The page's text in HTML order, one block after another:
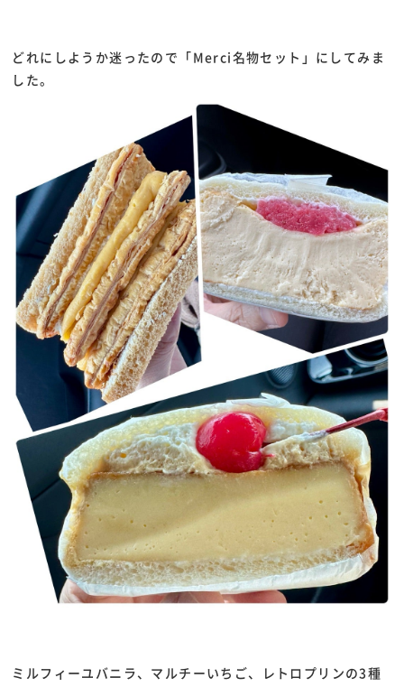
どれにしようか迷ったので「Merci名物セット」にしてみま
した。
ミルフィーユバニラ、マルチーいちご、レトロプリンの3種